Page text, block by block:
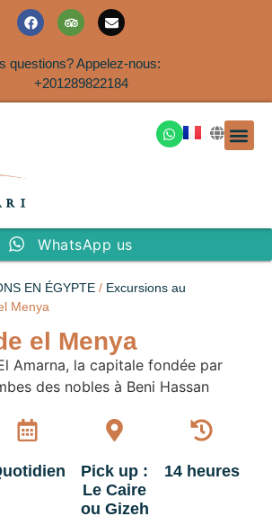
questions? Appelez-nous:
+201289822184
WhatsApp us
EN ÉGYPTE / Excursions au
Menya
el Menya
Amarna, la capitale fondée par
des nobles à Beni Hassan
Pick up :
Le Caire
ou Gizeh
14 heures